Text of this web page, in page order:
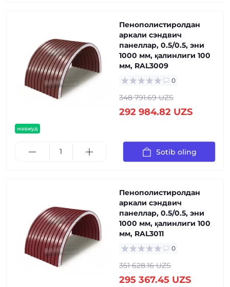
мавжуд
Пенополистиролдан
аркали сэндвич
панеллар, 0.5/0.5, эни
1000 мм, қалинлиги 100
мм, RAL3009
0
348 791.69 UZS
292 984.82 UZS
Sotib oling
Пенополистиролдан
аркали сэндвич
панеллар, 0.5/0.5, эни
1000 мм, қалинлиги 100
мм, RAL3011
0
351 628.16 UZS
295 367.45 UZS